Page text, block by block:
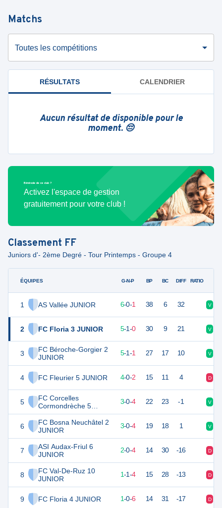
Matchs
Toutes les compétitions
RÉSULTATS CALENDRIER
Aucun résultat de disponible pour le
moment. 😔
Bénévole de ce club ?
Activez l'espace de gestion
gratuitement pour votre club !
Classement FF
Juniors d'- 2ème Degré - Tour Printemps - Groupe 4
ÉQUIPES
1 AS Vallée JUNIOR
2 FC Floria 3 JUNIOR
3
FC Béroche-Gorgier 2
JUNIOR
4 FC Fleurier 5 JUNIOR
5
FC Corcelles
Cormondrèche 5
JUNIOR
6
FC Bosna Neuchâtel 2
JUNIOR
7
ASI Audax-Friul 6
JUNIOR
8
FC Val-De-Ruz 10
JUNIOR
9 FC Floria 4 JUNIOR
G-N-P BP BC DIFF RATIO
18 6-0-1 38 6 32 V
16 5-1-0 30 9 21 V
16 7 5-1-1 27 17 10 V
12 6 4-0-2 15 11 4 D
9 3-0-4 22 23 -1 V
9 7 3-0-4 19 18 1 V
6 2-0-4 14 30 -16 D
4 1-1-4 15 28 -13 D
3 1-0-6 14 31 -17 D